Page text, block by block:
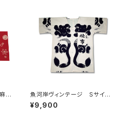
津 浜通り 港町
魚河岸ヴィンテージ Sサイ
ズ 魚河岸シャツのルーツ 木
綿晒 日本製 注染そめ 職
¥9,900